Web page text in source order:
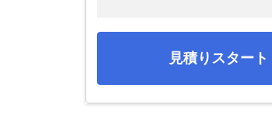
見積りスタート